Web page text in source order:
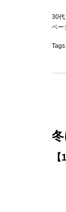
30代
ベー
Tags